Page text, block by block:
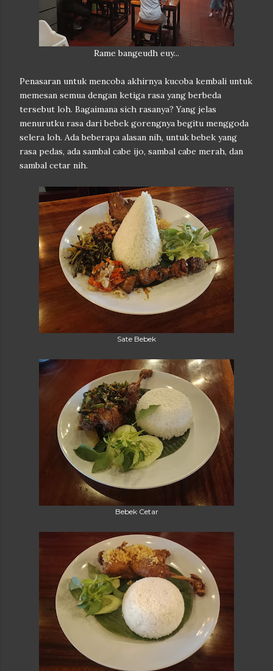
Rame bangeudh euy...
Penasaran untuk mencoba akhirnya kucoba kembali untuk
memesan semua dengan ketiga rasa yang berbeda
tersebut loh. Bagaimana sich rasanya? Yang jelas
menurutku rasa dari bebek gorengnya begitu menggoda
selera loh. Ada beberapa alasan nih, untuk bebek yang
rasa pedas, ada sambal cabe ijo, sambal cabe merah, dan
sambal cetar nih.
Sate Bebek
Bebek Cetar